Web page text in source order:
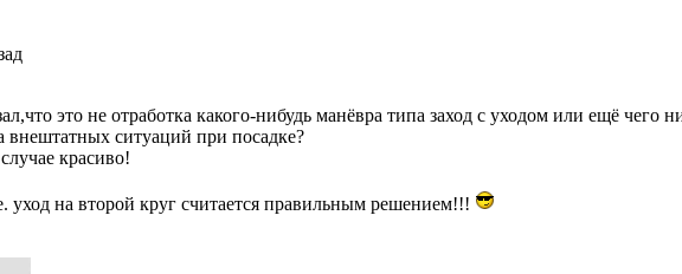
это не отработка какого-нибудь манёвра типа заход с уходом или ещё чего
внештатных ситуаций при посадке?
красиво!
уход на второй круг считается правильным решением!!!